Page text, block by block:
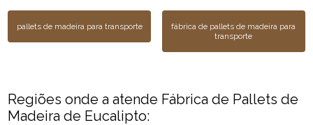
pallets de madeira para transporte
fábrica de pallets de madeira para
transporte
Regiões onde a atende Fábrica de Pallets de
Madeira de Eucalipto: